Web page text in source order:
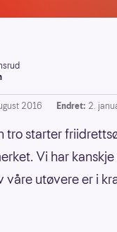
2016 Endret: 2.
tro starter
Vi har
våre utøvere er i